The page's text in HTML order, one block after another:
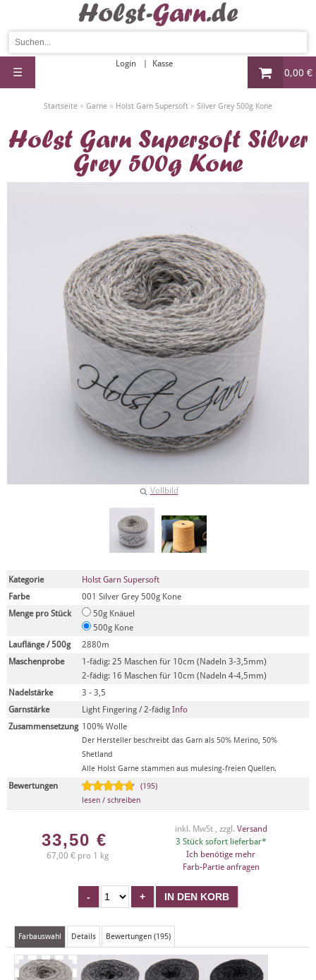
0,00 €
Login Kasse
☰
Startseite » Garne » Holst Garn Supersoft » Silver Grey 500g Kone
Holst Garn Supersoft Silver
Grey 500g Kone
Vollbild
Kategorie
Holst Garn Supersoft
Farbe
001 Silver Grey 500g Kone
Menge pro Stück
50g Knäuel
500g Kone
Lauflänge / 500g
2880m
Maschenprobe
1-fädig: 25 Maschen für 10cm (Nadeln 3-3,5mm)
2-fädig: 16 Maschen für 10cm (Nadeln 4-4,5mm)
Nadelstärke
3 - 3,5
Garnstärke
Light Fingering / 2-fädig Info
Zusammensetzung 100% Wolle
Der Hersteller beschreibt das Garn als 50% Merino, 50%
Shetland
Alle Holst Garne stammen aus mulesing-freien Quellen.
Bewertungen
(195)
lesen / schreiben
33,50 €
67,00 € pro 1 kg
inkl. MwSt , zzgl. Versand
3 Stück sofort lieferbar*
Ich benötige mehr
Farb-Partie anfragen
Farbauswahl Details Bewertungen (195)